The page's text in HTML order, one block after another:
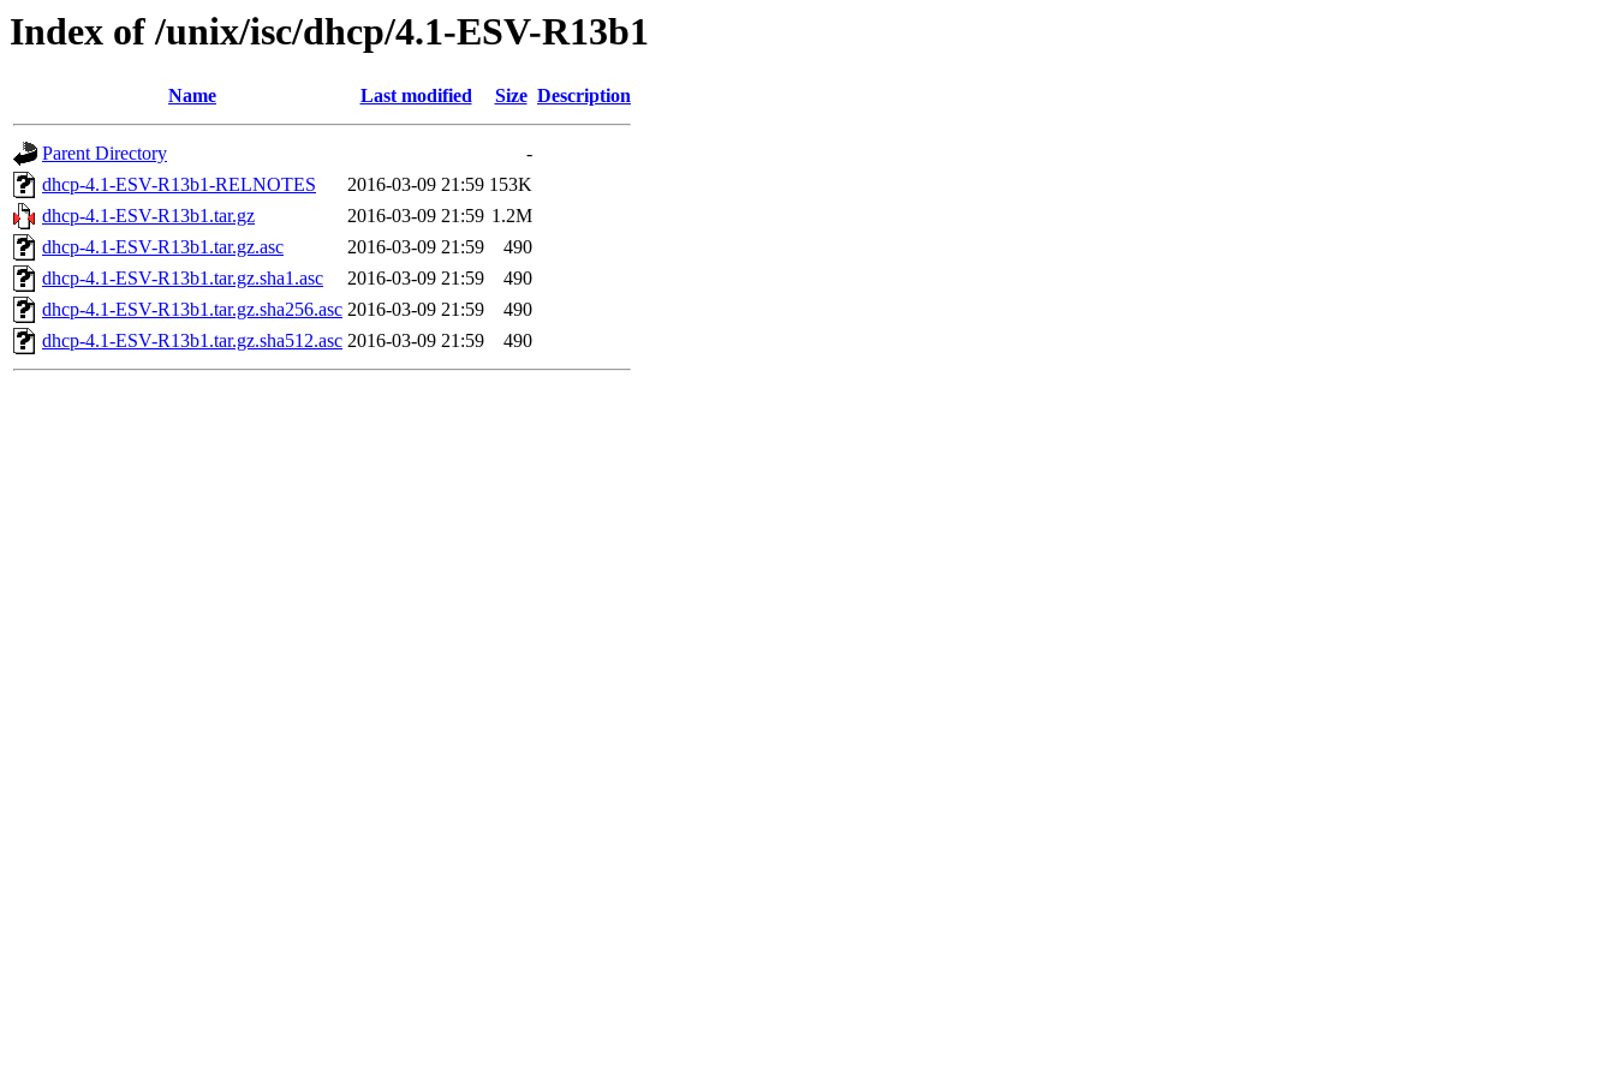
Index of /unix/isc/dhcp/4.1-ESV-R13b1
Name Last modified Size Description
Parent Directory
-
dhcp-4.1-ESV-R13b1-RELNOTES
2016-03-09 21:59 153K
dhcp-4.1-ESV-R13b1.tar.gz
2016-03-09 21:59 1.2M
dhcp-4.1-ESV-R13b1.tar.gz.asc
2016-03-09 21:59
490
dhcp-4.1-ESV-R13b1.tar.gz.sha1.asc
2016-03-09 21:59
490
dhcp-4.1-ESV-R13b1.tar.gz.sha256.asc 2016-03-09 21:59
490
dhcp-4.1-ESV-R13b1.tar.gz.sha512.asc 2016-03-09 21:59 490